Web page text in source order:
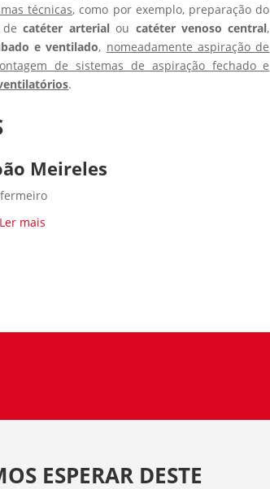
técnicas, como por exemplo, preparação do
decatéter arterialou catéter venoso central,
e ventilado, nomeadamente aspiração de
de sistemas de aspiração fechado e
.
Meireles
Ler mais
ESPERAR DESTE